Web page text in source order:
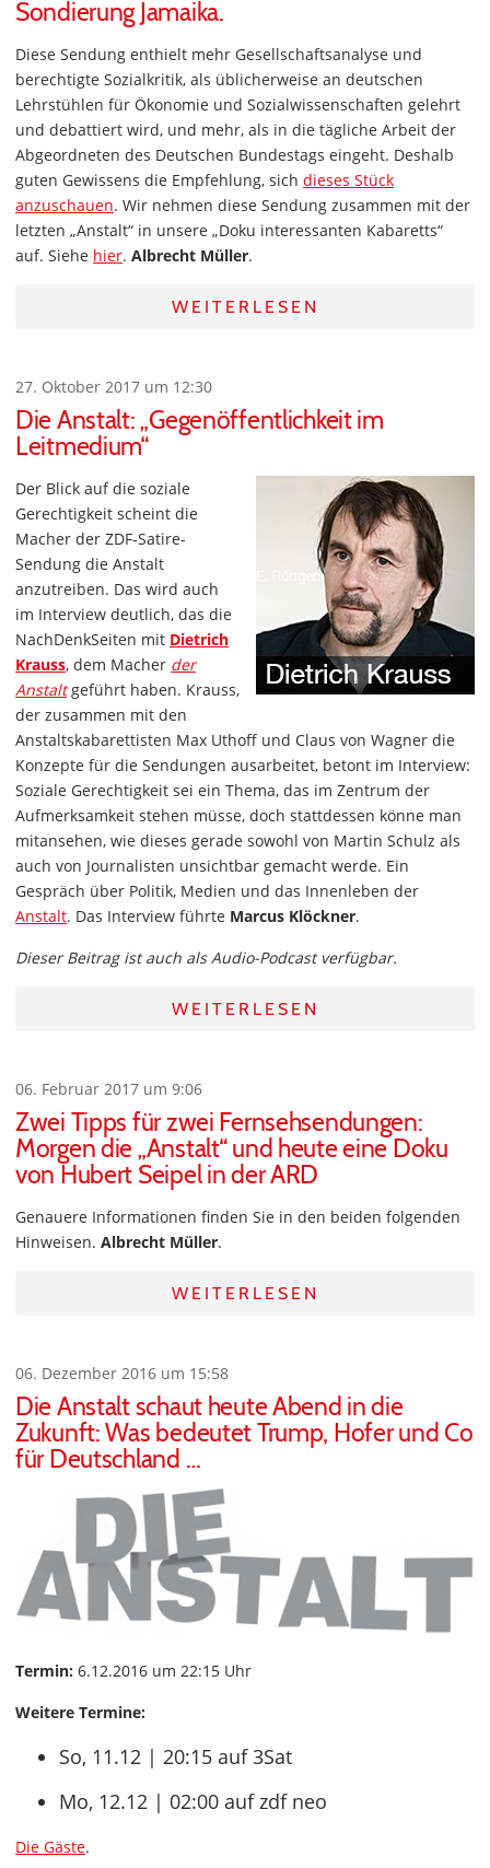
Sondierung Jamaika.
Diese Sendung enthielt mehr Gesellschaftsanalyse und
berechtigte Sozialkritik, als üblicherweise an deutschen
Lehrstühlen für Ökonomie und Sozialwissenschaften gelehrt
und debattiert wird, und mehr, als in die tägliche Arbeit der
Abgeordneten des Deutschen Bundestags eingeht. Deshalb
guten Gewissens die Empfehlung, sich dieses Stück
anzuschauen. Wir nehmen diese Sendung zusammen mit der
letzten „Anstalt“ in unsere „Doku interessanten Kabaretts“
auf. Siehe hier. Albrecht Müller.
WEITERLESEN
27. Oktober 2017 um 12:30
Die Anstalt: „Gegenöffentlichkeit im
Leitmedium“
Der Blick auf die soziale
Gerechtigkeit scheint die
Macher der ZDF-Satire-
Sendung die Anstalt
anzutreiben. Das wird auch
im Interview deutlich, das die
NachDenkSeiten mit Dietrich
Krauss, dem Macher der
Anstaltgeführt haben. Krauss,
der zusammen mit den
Anstaltskabarettisten Max Uthoff und Claus von Wagner die
Konzepte für die Sendungen ausarbeitet, betont im Interview:
Soziale Gerechtigkeit sei ein Thema, das im Zentrum der
Aufmerksamkeit stehen müsse, doch stattdessen könne man
mitansehen, wie dieses gerade sowohl von Martin Schulz als
auch von Journalisten unsichtbar gemacht werde. Ein
Gespräch über Politik, Medien und das Innenleben der
Anstalt. Das Interview führte Marcus Klöckner.
Dieser Beitrag ist auch als Audio-Podcast verfügbar.
WEITERLESEN
06. Februar 2017 um 9:06
Zwei Tipps für zwei Fernsehsendungen:
Morgen die „Anstalt“ und heute eine Doku
von Hubert Seipel in der ARD
Genauere Informationen finden Sie in den beiden folgenden
Hinweisen. Albrecht Müller.
WEITERLESEN
06. Dezember 2016 um 15:58
Die Anstalt schaut heute Abend in die
Zukunft: Was bedeutet Trump, Hofer und Co
für Deutschland …
Termin: 6.12.2016 um 22:15 Uhr
Weitere Termine:
So, 11.12 | 20:15 auf 3Sat
Mo, 12.12 | 02:00 auf zdf neo
Die Gäste.